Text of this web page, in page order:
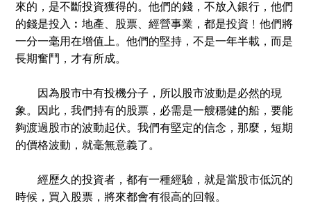
來的，是不斷投資獲得的。他們的錢，不放入銀行，他們
的錢是投入︰地產、股票、經營事業，都是投資﹗他們將
一分一毫用在增值上。他們的堅持，不是一年半載，而是
長期奮鬥，才有所成。
因為股市中有投機分子，所以股市波動是必然的現
象。因此，我們持有的股票，必需是一艘穩健的船，要能
夠渡過股市的波動起伏。我們有堅定的信念，那麼，短期
的價格波動，就毫無意義了。
經歷久的投資者，都有一種經驗，就是當股市低沉的
時候，買入股票，將來都會有很高的回報。